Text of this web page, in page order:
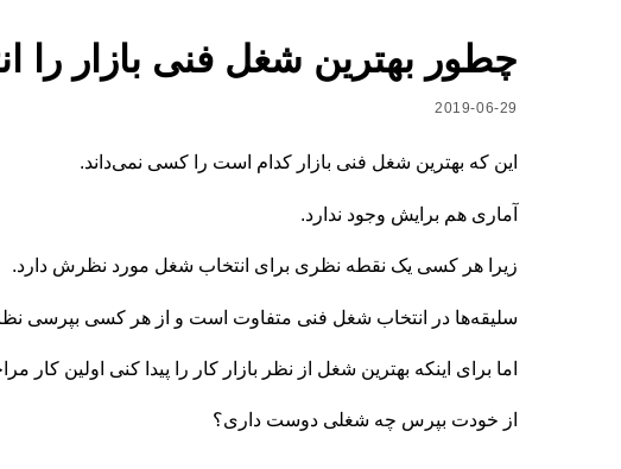
چطور بهترین شغل فنی بازار را
2019-06-29
این که بهترین شغل فنی بازار کدام است را کسی نمی‌داند.
آماری هم برایش وجود ندارد.
زیرا هر کسی یک نقطه نظری برای انتخاب شغل مورد نظرش دارد.
سلیقه‌ها در انتخاب شغل فنی متفاوت است و از هر کسی بپرسی
اما برای اینکه بهترین شغل از نظر بازار کار را پیدا کنی اولین
از خودت بپرس چه شغلی دوست داری؟